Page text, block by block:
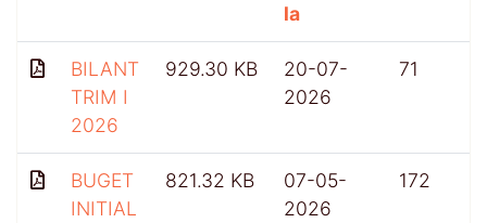
la
BILANT
TRIM I
2026
929.30 KB
20-07-
2026
71
BUGET
INITIAL
821.32 KB
07-05-
2026
172